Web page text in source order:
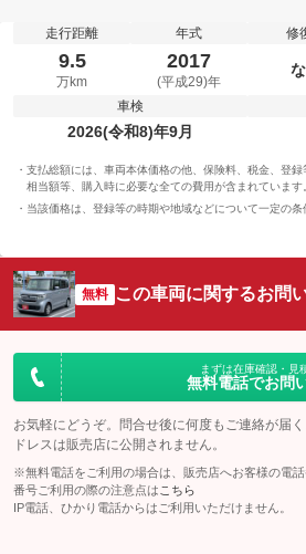
走行距離
9.5
万km
年式
2017
(平成29)年
修
車検
2026(令和8)年9月
支払総額には、車両本体価格の他、保険料、税金、登
相当額等、購入時に必要な全ての費用が含まれています
当該価格は、登録等の時期や地域などについて一定の条
無料 この車両に関するお問
まずは在庫確認・見
無料電話でお問
お気軽にどうぞ。問合せ後に何度もご連絡が届
ドレスは販売店に公開されません。
※無料電話をご利用の場合は、販売店へお客様の電
番号ご利用の際の注意点は こちら
IP電話、ひかり電話からはご利用いただけません。